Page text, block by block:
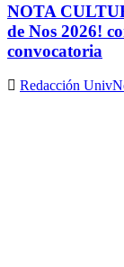
NOTA
de Nos 2026!
convocatoria
Redacción